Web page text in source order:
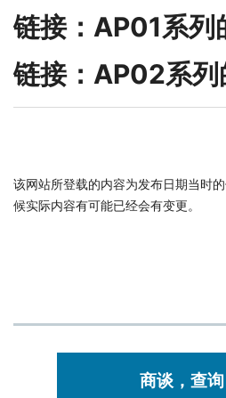
链接：AP01系列
链接：AP02系列
该网站所登载的内容为发布日期当时
候实际内容有可能已经会有变更。
商谈，查询